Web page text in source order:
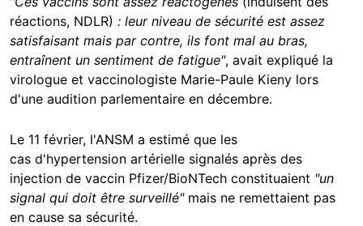
réactions, NDLR) : leur niveau de sécurité est assez
satisfaisant mais par contre, ils font mal au bras,
entraînent un sentiment de fatigue", avait expliqué la
virologue et vaccinologiste Marie-Paule Kieny lors
d'une audition parlementaire en décembre.
Le 11 février, l'ANSM a estimé que les
cas d'hypertension artérielle signalés après des
injection de vaccin Pfizer/BioNTech constituaient "un
signal qui doit être surveillé"mais ne remettaient pas
en cause sa sécurité.